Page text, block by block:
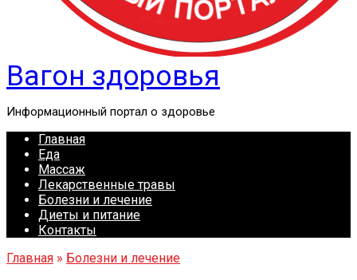
Вагон здоровья
Информационный портал о здоровье
Главная
Еда
Массаж
Лекарственные травы
Болезни и лечение
Диеты и питание
Контакты
Главная » Болезни и лечение